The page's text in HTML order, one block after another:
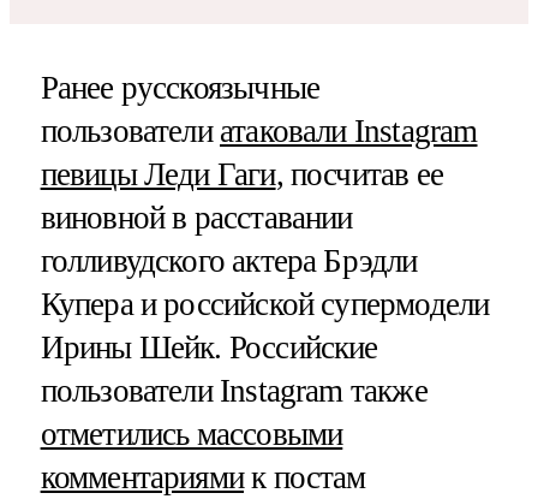
Ранее русскоязычные
пользователи атаковали Instagram
певицы Леди Гаги, посчитав ее
виновной в расставании
голливудского актера Брэдли
Купера и российской супермодели
Ирины Шейк. Российские
пользователи Instagram также
отметились массовыми
комментариямик постам